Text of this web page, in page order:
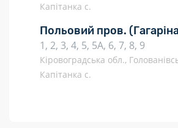
Капітанка с.
Польовий пров.
1, 2, 3, 4, 5, 5А, 6, 7, 8, 9
Кіровоградська обл.,
Капітанка с.